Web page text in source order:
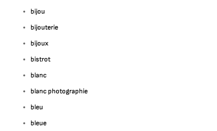
bijou
bijouterie
bijoux
bistrot
blanc
blanc photographie
bleu
bleue